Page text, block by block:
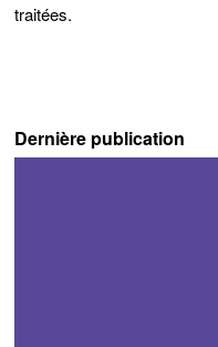
traitées.
Dernière publication